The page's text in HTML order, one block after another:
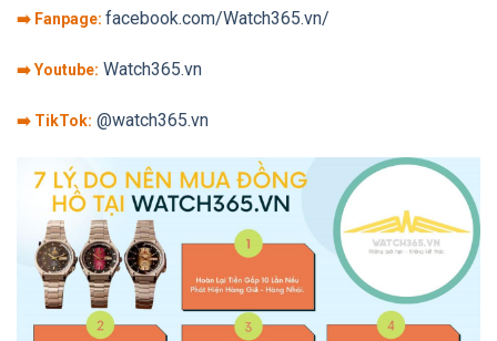
➡️ Fanpage: facebook.com/Watch365.vn/
➡️ Youtube: Watch365.vn
➡️ TikTok: @watch365.vn